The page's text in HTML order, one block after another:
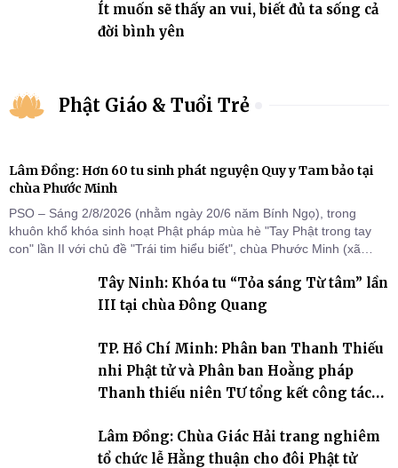
Ít muốn sẽ thấy an vui, biết đủ ta sống cả
đời bình yên
Phật Giáo & Tuổi Trẻ
Lâm Đồng: Hơn 60 tu sinh phát nguyện Quy y Tam bảo tại
chùa Phước Minh
PSO – Sáng 2/8/2026 (nhằm ngày 20/6 năm Bính Ngọ), trong
khuôn khổ khóa sinh hoạt Phật pháp mùa hè "Tay Phật trong tay
con" lần II với chủ đề "Trái tim hiểu biết", chùa Phước Minh (xã
cho hơn 60 tu sinh.Tây Ninh: Khóa tu “Tỏa sáng Từ tâm” lần
III tại chùa Đông Quang
TP. Hồ Chí Minh: Phân ban Thanh Thiếu
nhi Phật tử và Phân ban Hoằng pháp
Thanh thiếu niên TƯ tổng kết công tác
Lâm Đồng: Chùa Giác Hải trang nghiêm
tổ chức lễ Hằng thuận cho đôi Phật tử